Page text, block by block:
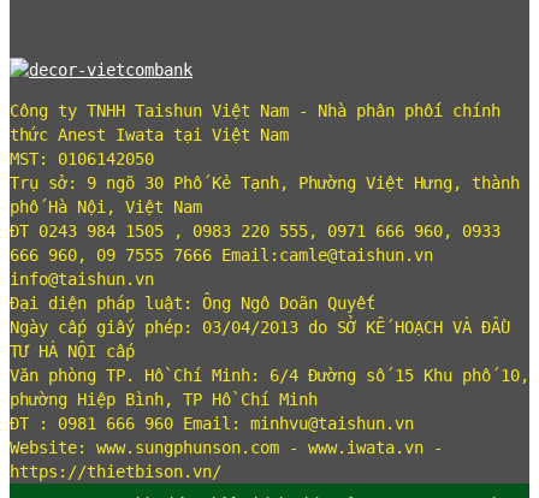
Công ty TNHH Taishun Việt Nam - Nhà phân phối chính
thức Anest Iwata tại Việt Nam
MST: 0106142050
Trụ sở: 9 ngõ 30 Phố Kẻ Tạnh, Phường Việt Hưng, thành
phố Hà Nội, Việt Nam
ĐT 0243 984 1505 , 0983 220 555, 0971 666 960, 0933
666 960, 09 7555 7666 Email:camle@taishun.vn
info@taishun.vn
Đại diện pháp luật: Ông Ngô Doãn Quyết
Ngày cấp giấy phép: 03/04/2013 do SỞ KẾ HOẠCH VÀ ĐẦU
TƯ HÀ NỘI cấp
Văn phòng TP. Hồ Chí Minh: 6/4 Đường số 15 Khu phố 10,
phường Hiệp Bình, TP Hồ Chí Minh
ĐT : 0981 666 960 Email: minhvu@taishun.vn
Website: www.sungphunson.com - www.iwata.vn -
https://thietbison.vn/